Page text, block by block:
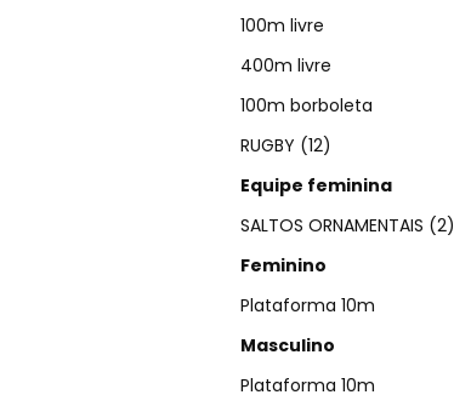
100m livre
400m livre
100m borboleta
RUGBY (12)
Equipe feminina
SALTOS ORNAMENTAIS (2)
Feminino
Plataforma 10m
Masculino
Plataforma 10m